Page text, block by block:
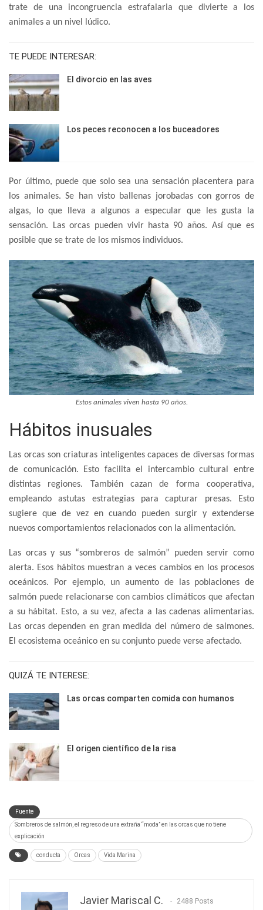
trate de una incongruencia estrafalaria que divierte a los
animales a un nivel lúdico.
TE PUEDE INTERESAR:
El divorcio en las aves
Los peces reconocen a los buceadores
Por último, puede que solo sea una sensación placentera para
los animales. Se han visto ballenas jorobadas con gorros de
algas, lo que lleva a algunos a especular que les gusta la
sensación. Las orcas pueden vivir hasta 90 años. Así que es
posible que se trate de los mismos individuos.
Estos animales viven hasta 90 años.
Hábitos inusuales
Las orcas son criaturas inteligentes capaces de diversas formas
de comunicación. Esto facilita el intercambio cultural entre
distintas regiones. También cazan de forma cooperativa,
empleando astutas estrategias para capturar presas. Esto
sugiere que de vez en cuando pueden surgir y extenderse
nuevos comportamientos relacionados con la alimentación.
Las orcas y sus “sombreros de salmón” pueden servir como
alerta. Esos hábitos muestran a veces cambios en los procesos
oceánicos. Por ejemplo, un aumento de las poblaciones de
salmón puede relacionarse con cambios climáticos que afectan
a su hábitat. Esto, a su vez, afecta a las cadenas alimentarias.
Las orcas dependen en gran medida del número de salmones.
El ecosistema oceánico en su conjunto puede verse afectado.
QUIZÁ TE INTERESE:
Las orcas comparten comida con humanos
El origen científico de la risa
Fuente
Sombreros de salmón, el regreso de una extraña “moda” en las orcas que no tiene
explicación
conducta Orcas Vida Marina
Javier Mariscal C. 2488 Posts